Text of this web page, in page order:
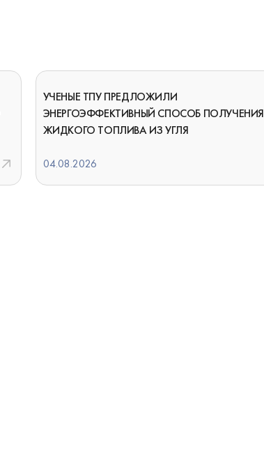
УЧЕНЫЕ ТПУ ПРЕДЛОЖИЛИ
ЭНЕРГОЭФФЕКТИВНЫЙ СПОСОБ ПОЛУЧЕНИЯ
ЖИДКОГО ТОПЛИВА ИЗ УГЛЯ
04.08.2026